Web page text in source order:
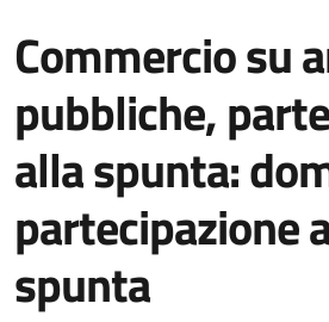
Commercio su
pubbliche,
alla spunta:
partecipazione
spunta